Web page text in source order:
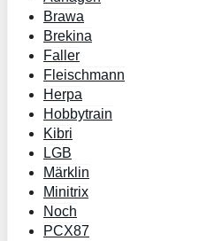
Brawa
Brekina
Faller
Fleischmann
Herpa
Hobbytrain
Kibri
LGB
Märklin
Minitrix
Noch
PCX87